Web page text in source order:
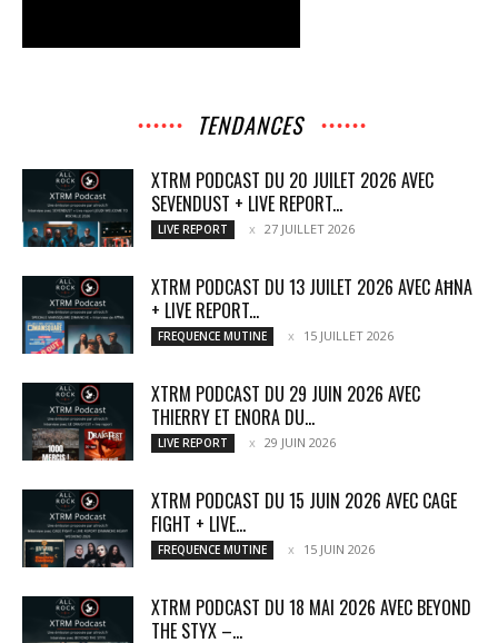
TENDANCES
XTRM PODCAST DU 20 JUILET 2026 AVEC
SEVENDUST + LIVE REPORT...
LIVE REPORT 27 JUILLET 2026
XTRM PODCAST DU 13 JUILET 2026 AVEC AĦNA
+ LIVE REPORT...
FREQUENCE MUTINE 15 JUILLET 2026
XTRM PODCAST DU 29 JUIN 2026 AVEC
THIERRY ET ENORA DU...
LIVE REPORT 29 JUIN 2026
XTRM PODCAST DU 15 JUIN 2026 AVEC CAGE
FIGHT + LIVE...
FREQUENCE MUTINE 15 JUIN 2026
XTRM PODCAST DU 18 MAI 2026 AVEC BEYOND
THE STYX –...